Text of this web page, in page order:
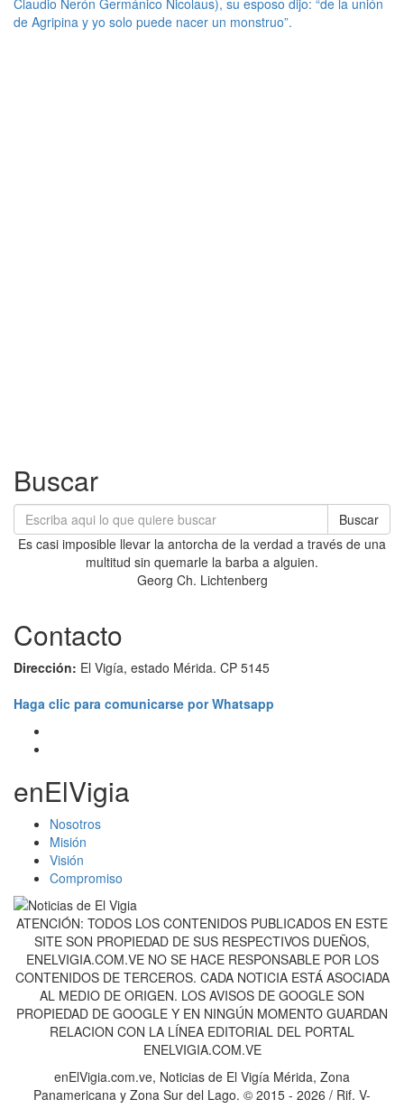
Claudio Nerón Germánico Nicolaus), su esposo dijo: “de la unión
de Agripina y yo solo puede nacer un monstruo”.
Buscar
Buscar
Es casi imposible llevar la antorcha de la verdad a través de una
multitud sin quemarle la barba a alguien.
Georg Ch. Lichtenberg
Contacto
Dirección: El Vigía, estado Mérida. CP 5145
Haga clic para comunicarse por Whatsapp
enElVigia
Nosotros
Misión
Visión
Compromiso
ATENCIÓN: TODOS LOS CONTENIDOS PUBLICADOS EN ESTE
SITE SON PROPIEDAD DE SUS RESPECTIVOS DUEÑOS,
ENELVIGIA.COM.VE NO SE HACE RESPONSABLE POR LOS
CONTENIDOS DE TERCEROS. CADA NOTICIA ESTÁ ASOCIADA
AL MEDIO DE ORIGEN. LOS AVISOS DE GOOGLE SON
PROPIEDAD DE GOOGLE Y EN NINGÚN MOMENTO GUARDAN
RELACION CON LA LÍNEA EDITORIAL DEL PORTAL
ENELVIGIA.COM.VE
enElVigia.com.ve, Noticias de El Vigía Mérida, Zona
Panamericana y Zona Sur del Lago. © 2015 - 2026 / Rif. V-